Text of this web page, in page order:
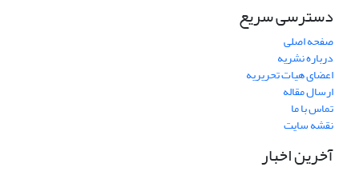
دسترسی سریع
صفحه اصلی
درباره نشریه
اعضای هیات تحریریه
ارسال مقاله
تماس با ما
نقشه سایت
آخرین اخبار